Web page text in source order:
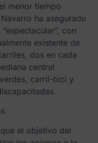
menor tiempo
ha asegurado
con
existente de
dos en cada
central
carril-bici y
el objetivo del